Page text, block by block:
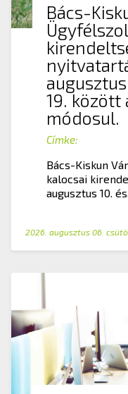
Bács-
19. között
módosul.
Címke:
Bács-Kiskun
kalocsai
augusztus 10.
2026. augusztus 06.